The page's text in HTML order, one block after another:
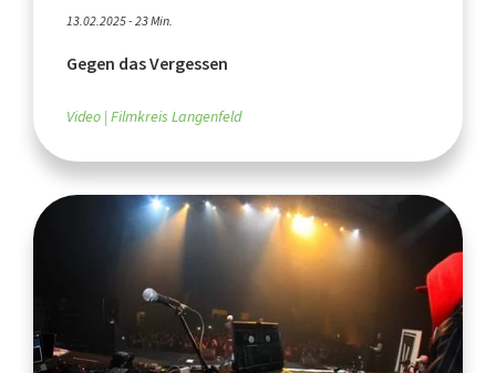
13.02.2025 - 23 Min.
Gegen das Vergessen
Video Filmkreis Langenfeld